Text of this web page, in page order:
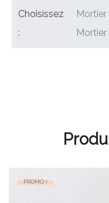
Choisissez
:
Mortier
PROMO !